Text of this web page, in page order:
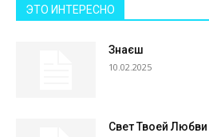
ЭТО ИНТЕРЕСНО
Знаєш
10.02.2025
Свет Твоей Любви